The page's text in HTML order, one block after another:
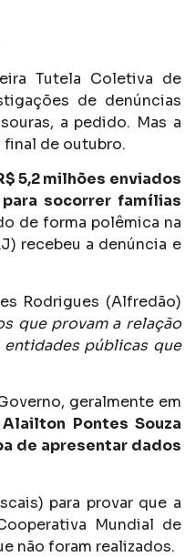
Tutela Coletiva de
de denúncias
a pedido. Mas a
final de outubro.
5,2 milhões enviados
socorrer famílias
de forma polêmica na
recebeu a denúncia e
Rodrigues (Alfredão)
que provam a relação
públicas que
geralmente em
Pontes Souza
de apresentar dados
para provar que a
Mundial de
não foram realizados.